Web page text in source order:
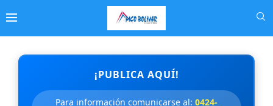
¡PUBLICA AQUÍ!
Para información comunicarse al: 0424-